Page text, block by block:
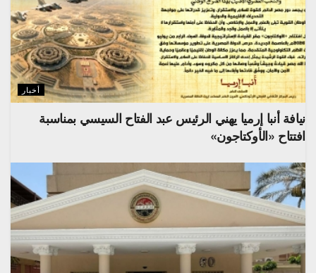
أخبار
نيافة أنبا إرميا يهني الرئيس عبد الفتاح السيسي بمناسبة
افتتاح «الأوكتاجون»